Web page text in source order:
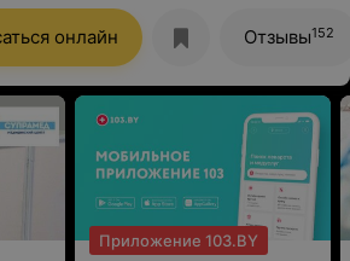
подробно ответила на все
очень довольна процедурой и
за
и за качественный результат!
онлайн Отзывы152
Приложение 103.BY